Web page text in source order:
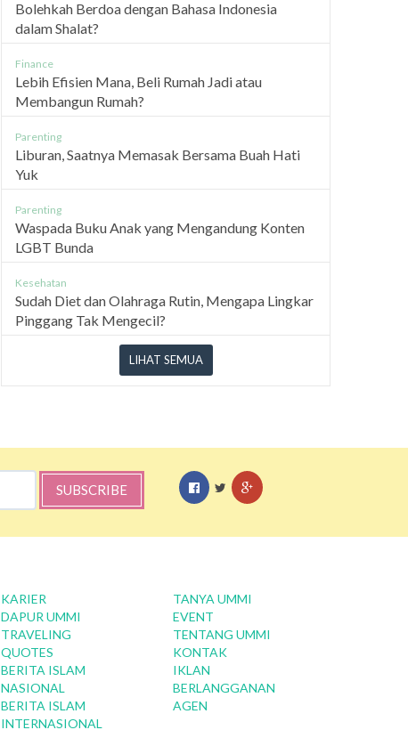
Bolehkah Berdoa dengan Bahasa Indonesia
dalam Shalat?
Finance
Lebih Efisien Mana, Beli Rumah Jadi atau
Membangun Rumah?
Parenting
Liburan, Saatnya Memasak Bersama Buah Hati
Yuk
Parenting
Waspada Buku Anak yang Mengandung Konten
LGBT Bunda
Kesehatan
Sudah Diet dan Olahraga Rutin, Mengapa Lingkar
Pinggang Tak Mengecil?
LIHAT SEMUA
SUBSCRIBE
KARIER
DAPUR UMMI
TRAVELING
QUOTES
BERITA ISLAM
NASIONAL
BERITA ISLAM
INTERNASIONAL
TANYA UMMI
EVENT
TENTANG UMMI
KONTAK
IKLAN
BERLANGGANAN
AGEN